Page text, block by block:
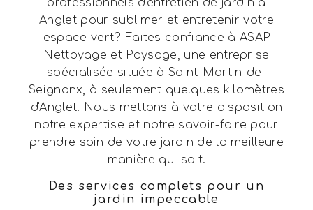
professionnels d'entretien de jardin à
Anglet pour sublimer et entretenir votre
espace vert? Faites confiance à ASAP
Nettoyage et Paysage, une entreprise
spécialisée située à Saint-Martin-de-
Seignanx, à seulement quelques kilomètres
d'Anglet. Nous mettons à votre disposition
notre expertise et notre savoir-faire pour
prendre soin de votre jardin de la meilleure
manière qui soit.
Des services complets pour un
jardin impeccable